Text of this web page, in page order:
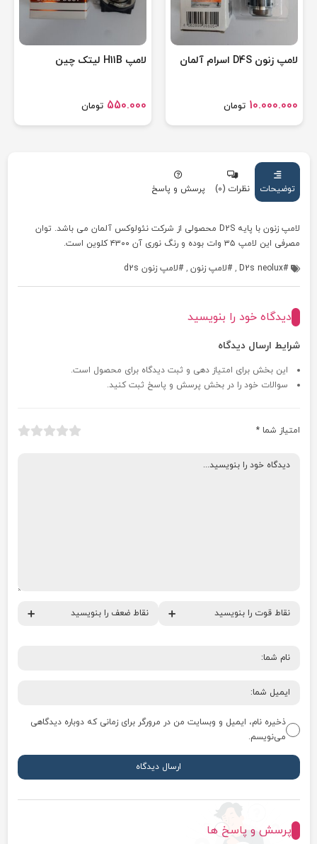
لامپ زنون D4S اسرام آلمان
تومان10.000.000
لامپ H11B لیتک چین
تومان550.000
توضیحات نظرات (0) پرسش و پاسخ
لامپ زنون با پایه D2S محصولی از شرکت نئولوکس آلمان می باشد. توان
مصرفی این لامپ ۳۵ وات بوده و رنگ نوری آن ۴۳۰۰ کلوین است.
D2s neolux
, لامپ زنون , لامپ زنون d2s
دیدگاه خود را بنویسید
شرایط ارسال دیدگاه
این بخش برای امتیاز دهی و ثبت دیدگاه برای محصول است.
سوالات خود را در بخش پرسش و پاسخ ثبت کنید.
امتیاز شما*
ذخیره نام، ایمیل و وبسایت من در مرورگر برای زمانی که دوباره دیدگاهی
می‌نویسم.
پرسش و پاسخ ها